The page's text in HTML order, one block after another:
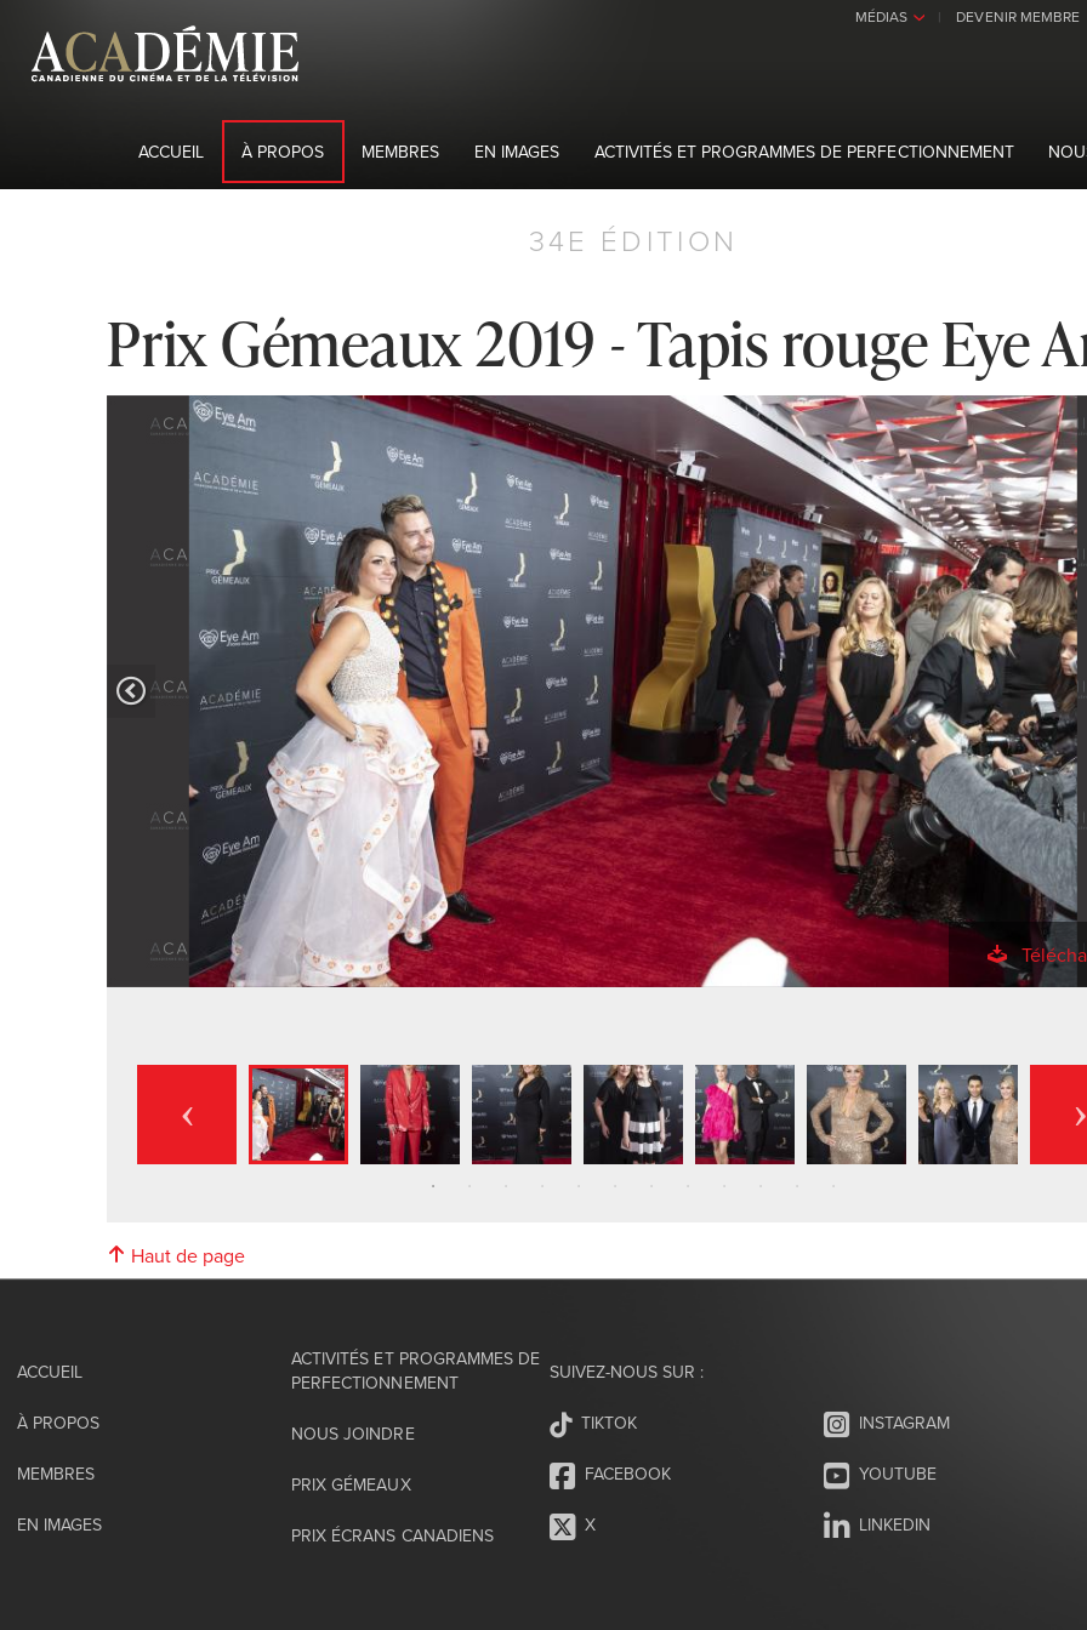
ACCUEIL À PROPOS MEMBRES EN IMAGES ACTIVITÉS ET PROGRAMMES DE PERFECTIONNEMENT
MÉDIAS› DEVENIR MEMBRE
34E ÉDITION
Prix Gémeaux 2019 - Tapis rouge Eye
Haut de page
ACCUEIL
À PROPOS
MEMBRES
EN IMAGES
ACTIVITÉS ET PROGRAMMES DE
PERFECTIONNEMENT
NOUS JOINDRE
PRIX GÉMEAUX
PRIX ÉCRANS CANADIENS
SUIVEZ-NOUS SUR :
TIKTOK
FACEBOOK
X
INSTAGRAM
YOUTUBE
LINKEDIN